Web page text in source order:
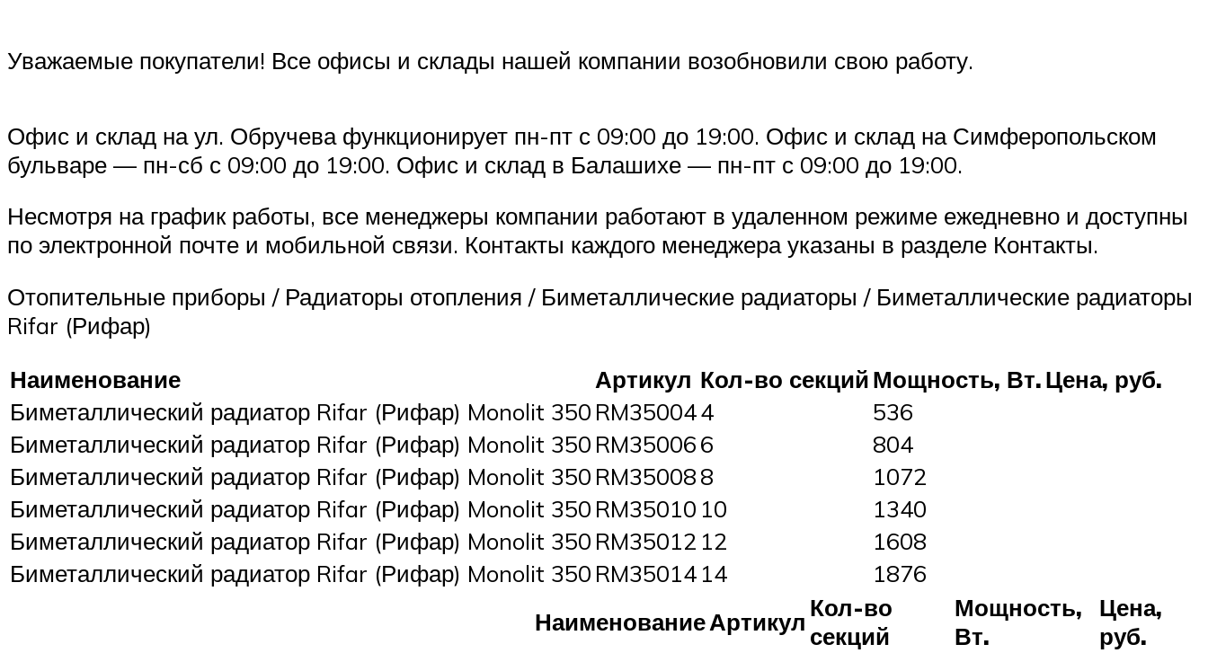
Уважаемые покупатели! Все офисы и склады нашей компании возобновили свою работу.
Офис и склад на ул. Обручева функционирует пн-пт с 09:00 до 19:00. Офис и склад на Симферопольском
бульваре — пн-сб с 09:00 до 19:00. Офис и склад в Балашихе — пн-пт с 09:00 до 19:00.
Несмотря на график работы, все менеджеры компании работают в удаленном режиме ежедневно и доступны
по электронной почте и мобильной связи. Контакты каждого менеджера указаны в разделе Контакты.
Отопительные приборы / Радиаторы отопления / Биметаллические радиаторы / Биметаллические радиаторы
Rifar (Рифар)
Наименование
Артикул Кол-во секцийМощность, Вт.Цена, руб.
Биметаллический радиатор Rifar (Рифар) Monolit 350 RM350044
536
Биметаллический радиатор Rifar (Рифар) Monolit 350 RM350066
804
Биметаллический радиатор Rifar (Рифар) Monolit 350 RM350088
1072
Биметаллический радиатор Rifar (Рифар) Monolit 350 RM35010 10
1340
Биметаллический радиатор Rifar (Рифар) Monolit 350 RM35012 12
1608
Биметаллический радиатор Rifar (Рифар) Monolit 350 RM35014 14
1876
НаименованиеАртикул Кол-во
секций
Мощность,
Вт.
Цена,
руб.